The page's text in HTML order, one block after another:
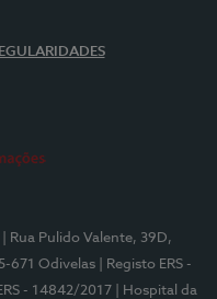
| Rua Pulido Valente, 39D,
671 Odivelas
| Registo ERS -
- 14842/2017
| Hospital da